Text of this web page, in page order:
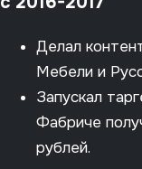
Делал
Мебели и
Запускал
Фабриче
рублей.